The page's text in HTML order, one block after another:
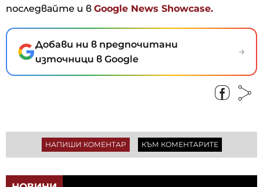
последвайте и в Google News Showcase.
Добави ни в предпочитани
източници в Google
→
НАПИШИ КОМЕНТАР КЪМ КОМЕНТАРИТЕ